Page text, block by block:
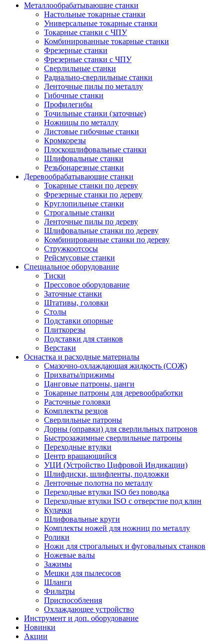
Металлообрабатывающие станки
Настольные токарные станки
Универсальные токарные станки
Токарные станки с ЧПУ
Комбинированные токарные станки
Фрезерные станки
Фрезерные станки с ЧПУ
Сверлильные станки
Радиально-сверлильные станки
Ленточные пилы по металлу
Гибочные станки
Профилегибы
Точильные станки (заточные)
Ножницы по металлу
Листовые гибочные станки
Кромкорезы
Плоскошлифовальные станки
Шлифовальные станки
Резьбонарезные станки
Деревообрабатывающие станки
Токарные станки по дереву
Фрезерные станки по дереву
Круглопильные станки
Строгальные станки
Ленточные пилы по дереву
Шлифовальные станки по дереву
Комбинированные станки по дереву
Стружкоотсосы
Рейсмусовые станки
Специальное оборудование
Тиски
Прессовое оборудование
Заточные станки
Штативы, головки
Столы
Подставки опорные
Плиткорезы
Подставки для станков
Верстаки
Оснастка и расходные материалы
Смазочно-охлаждающая жидкость (СОЖ)
Прихваты/прижимы
Цанговые патроны, цанги
Токарные патроны для деревообработки
Расточные головки
Комплекты резцов
Сверлильные патроны
Дорны (оправки) для сверлильных патронов
Быстрозажимные сверлильные патроны
Переходные втулки
Центр вращающийся
УЦИ (Устройство Цифровой Индикации)
Шлифдиски, шлифленты, подложки
Ленточные полотна по металлу
Переходные втулки ISO без поводка
Переходные втулки ISO с отверстие под клин
Кулачки
Шлифовальные круги
Комплекты ножей для ножниц по металлу
Ролики
Ножи для строгальных и фуговальных станков
Ножевые валы
Зажимы
Мешки для пылесосов
Шланги
Фильтры
Приспособления
Охлаждающее устройство
Инструмент и доп. оборудование
Новинки
Акции